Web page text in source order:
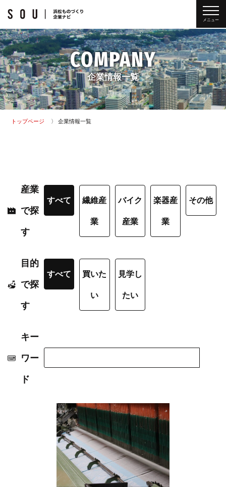
メニュー
COMPANY
企業情報一覧
トップページ 企業情報一覧
産業
で探
す
すべて 繊維産
業
バイク
産業
楽器産
業
その他
目的
で探
す
すべて 買いた
い
見学し
たい
キー
ワー
ド